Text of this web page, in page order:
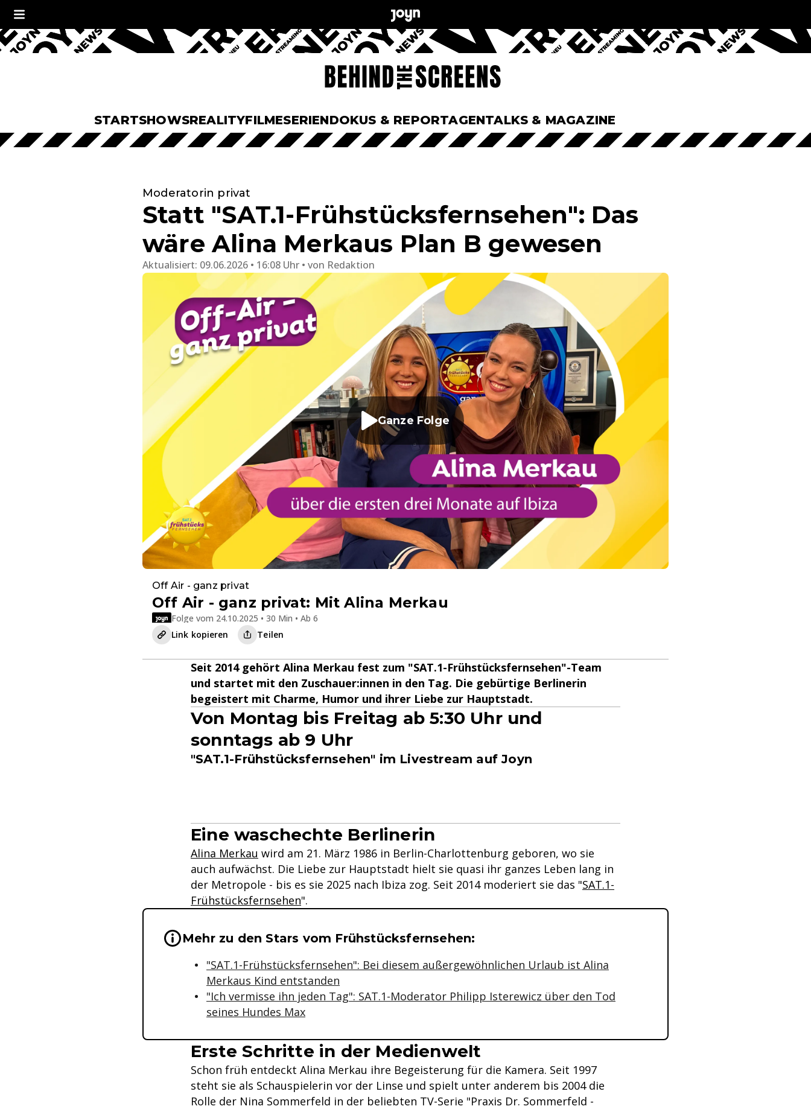
STARTSHOWSREALITYFILMESERIENDOKUS & REPORTAGENTALKS & MAGAZINE
Moderatorin privat
Statt "SAT.1-Frühstücksfernsehen": Das
wäre Alina Merkaus Plan B gewesen
Aktualisiert: 09.06.2026 • 16:08 Uhr von Redaktion
Ganze Folge
Off Air - ganz privat
Off Air - ganz privat: Mit Alina Merkau
Folge vom 24.10.2025 • 30 Min • Ab 6
Link kopieren
Teilen
Seit 2014 gehört Alina Merkau fest zum "SAT.1-Frühstücksfernsehen"-Team
und startet mit den Zuschauer:innen in den Tag. Die gebürtige Berlinerin
begeistert mit Charme, Humor und ihrer Liebe zur Hauptstadt.
Von Montag bis Freitag ab 5:30 Uhr und
sonntags ab 9 Uhr
"SAT.1-Frühstücksfernsehen" im Livestream auf Joyn
Eine waschechte Berlinerin
Alina Merkau wird am 21. März 1986 in Berlin-Charlottenburg geboren, wo sie
auch aufwächst. Die Liebe zur Hauptstadt hielt sie quasi ihr ganzes Leben lang in
der Metropole - bis es sie 2025 nach Ibiza zog. Seit 2014 moderiert sie das "SAT.1-
Frühstücksfernsehen".
Wichtige Hinweise & Informationen zum Inhalt
Mehr zu den Stars vom Frühstücksfernsehen:
"SAT.1-Frühstücksfernsehen": Bei diesem außergewöhnlichen Urlaub ist Alina
Merkaus Kind entstanden
"Ich vermisse ihn jeden Tag": SAT.1-Moderator Philipp Isterewicz über den Tod
seines Hundes Max
Erste Schritte in der Medienwelt
Schon früh entdeckt Alina Merkau ihre Begeisterung für die Kamera. Seit 1997
steht sie als Schauspielerin vor der Linse und spielt unter anderem bis 2004 die
Rolle der Nina Sommerfeld in der beliebten TV-Serie "Praxis Dr. Sommerfeld -